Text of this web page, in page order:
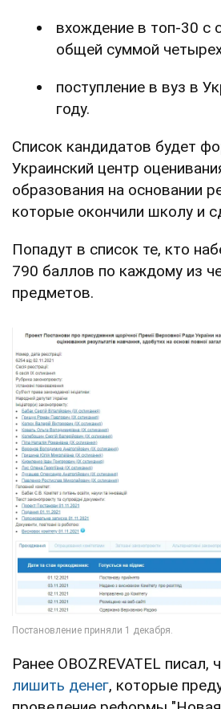
вхождение в топ-30 с
общей суммой
поступление в вуз в
году.
Список кандидатов будет
Украинский центр
образования на основании
которые окончили школу и
Попадут в список те, кто
790 баллов по каждому из
предметов.
Ранее OBOZREVATEL писал,
лишить денег, которые